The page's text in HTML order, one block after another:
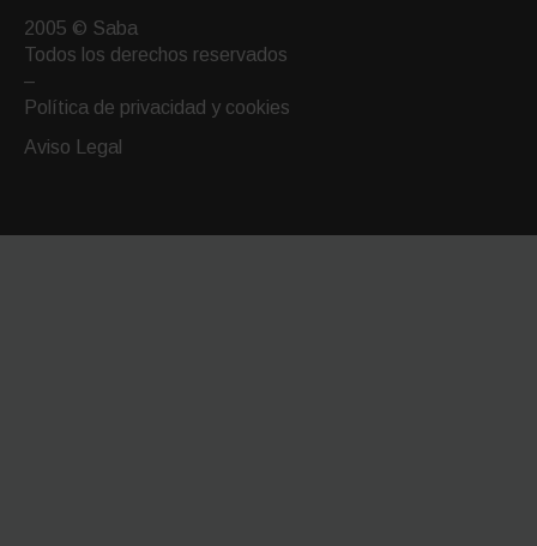
email
2005 © Saba
Todos los derechos reservados
–
Política de privacidad y cookies
Aviso Legal